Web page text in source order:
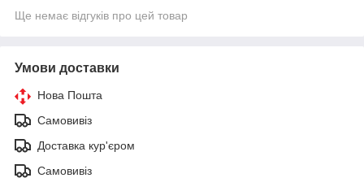
Ще немає відгуків про цей товар
Умови доставки
Нова Пошта
Самовивіз
Доставка кур'єром
Самовивіз